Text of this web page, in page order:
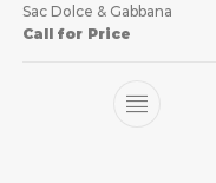
Sac Dolce & Gabbana
Call for Price